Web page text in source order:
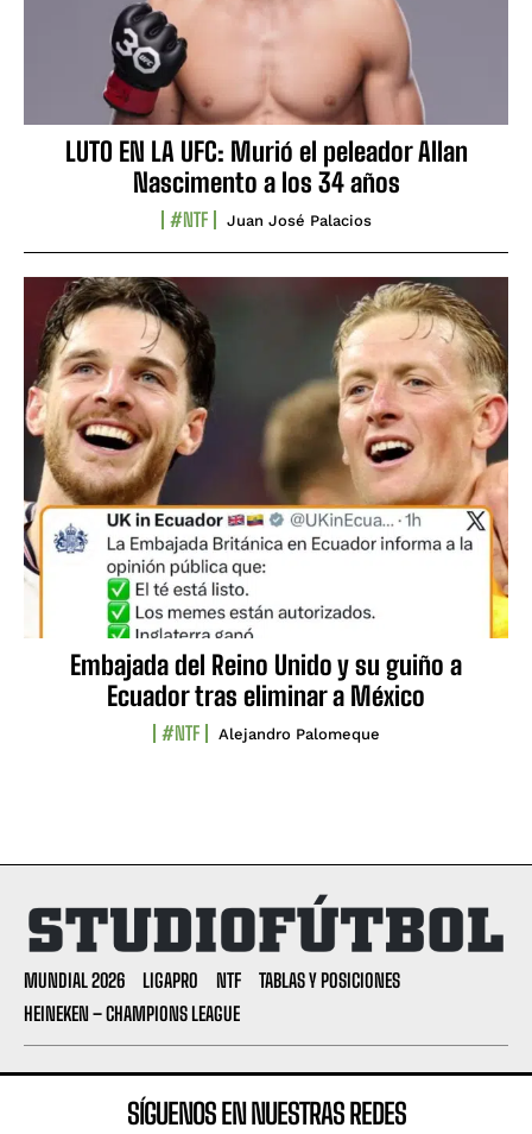
LUTO EN LA UFC: Murió el peleador Allan
Nascimento a los 34 años
#NTF Juan José Palacios
Embajada del Reino Unido y su guiño a
Ecuador tras eliminar a México
#NTF Alejandro Palomeque
MUNDIAL 2026 LIGAPRO NTF
TABLAS Y POSICIONES
HEINEKEN – CHAMPIONS LEAGUE
SÍGUENOS EN NUESTRAS REDES